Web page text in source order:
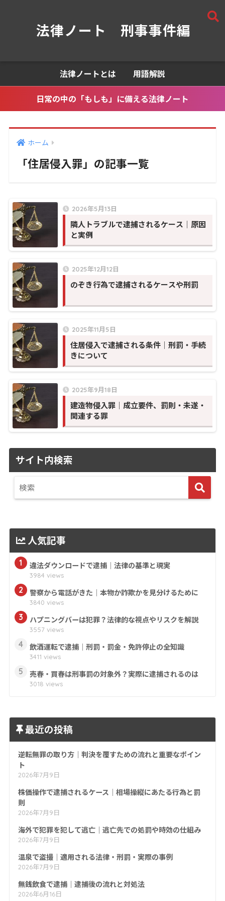
法律ノート 刑事事件編
法律ノートとは 用語解説
日常の中の「もしも」に備える法律ノート
ホーム
「住居侵入罪」の記事一覧
2026年5月13日
隣人トラブルで逮捕されるケース｜原因
と実例
2025年12月12日
のぞき行為で逮捕されるケースや刑罰
2025年11月5日
住居侵入で逮捕される条件｜刑罰・手続
きについて
2025年9月18日
建造物侵入罪｜成立要件、罰則・未遂・
関連する罪
サイト内検索
人気記事
1 違法ダウンロードで逮捕｜法律の基準と現実
3984 views
2 警察から電話がきた｜本物か詐欺かを見分けるために
3840 views
3 ハプニングバーは犯罪？法律的な視点やリスクを解説
3557 views
4 飲酒運転で逮捕｜刑罰・罰金・免許停止の全知識
3411 views
5 売春・買春は刑事罰の対象外？実際に逮捕されるのは
3018 views
最近の投稿
逆転無罪の取り方｜判決を覆すための流れと重要なポイン
ト
2026年7月9日
株価操作で逮捕されるケース｜相場操縦にあたる行為と罰
則
2026年7月9日
海外で犯罪を犯して逃亡｜逃亡先での処罰や時効の仕組み
2026年7月9日
温泉で盗撮｜適用される法律・刑罰・実際の事例
2026年7月9日
無銭飲食で逮捕｜逮捕後の流れと対処法
2026年6月16日